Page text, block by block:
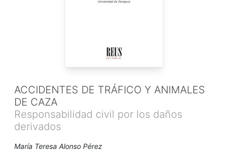
ACCIDENTES DE TRÁFICO Y ANIMALES
DE CAZA
Responsabilidad civil por los daños
derivados
María Teresa Alonso Pérez